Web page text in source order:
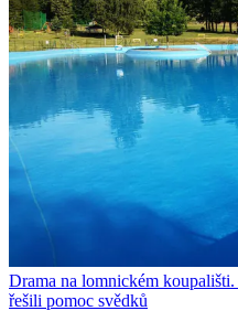
Drama na lomnickém
řešili pomoc svědků